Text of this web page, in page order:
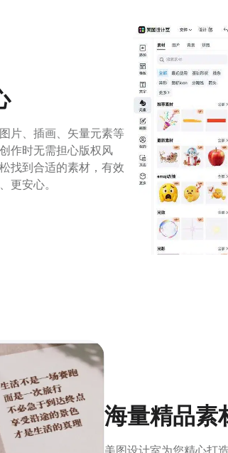
片、插画、矢量元素等
作时无需担心版权风
找到合适的素材，有效
更安心。
海量精品素